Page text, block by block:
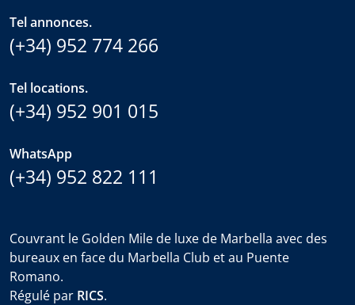
Tel annonces.
(+34) 952 774 266
Tel locations.
(+34) 952 901 015
WhatsApp
(+34) 952 822 111
Couvrant le Golden Mile de luxe de Marbella avec des
bureaux en face du Marbella Club et au Puente
Romano.
Régulé par RICS.